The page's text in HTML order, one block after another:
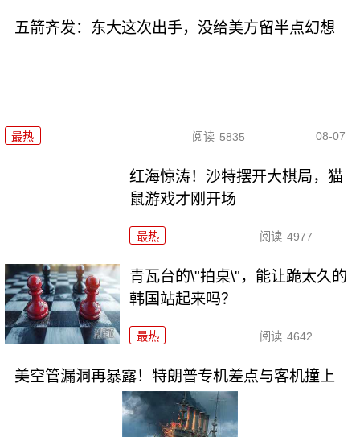
五箭齐发：东大这次出手，没给美方留半点幻想
最热 阅读 5835 08-07
红海惊涛！沙特摆开大棋局，猫
鼠游戏才刚开场
最热 阅读 4977
青瓦台的\"拍桌\"，能让跪太久的
韩国站起来吗？
最热 阅读 4642
美空管漏洞再暴露！特朗普专机差点与客机撞上